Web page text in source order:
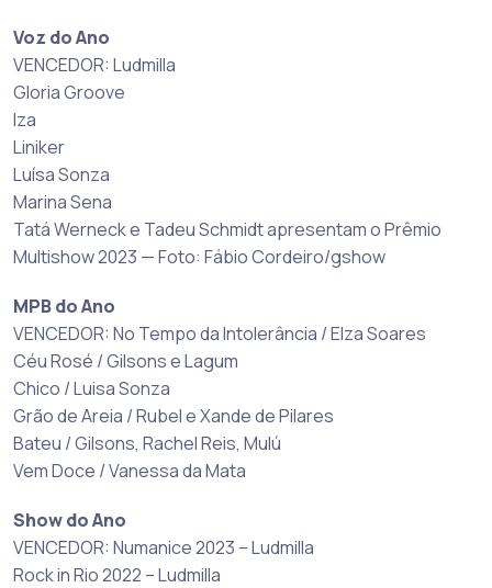
Voz do Ano
VENCEDOR: Ludmilla
Gloria Groove
Iza
Liniker
Luísa Sonza
Marina Sena
Tatá Werneck e Tadeu Schmidt apresentam o Prêmio
Multishow 2023 — Foto: Fábio Cordeiro/gshow
MPB do Ano
VENCEDOR: No Tempo da Intolerância / Elza Soares
Céu Rosé / Gilsons e Lagum
Chico / Luisa Sonza
Grão de Areia / Rubel e Xande de Pilares
Bateu / Gilsons, Rachel Reis, Mulú
Vem Doce / Vanessa da Mata
Show do Ano
VENCEDOR: Numanice 2023 – Ludmilla
Rock in Rio 2022 – Ludmilla